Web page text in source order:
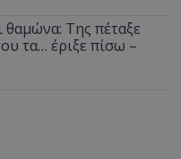
θαμώνα: Της πέταξε
τα… έριξε πίσω –